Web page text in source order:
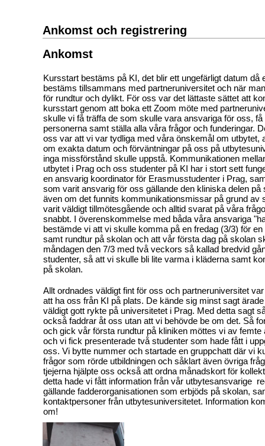
Ankomst och registrering
Ankomst
Kursstart bestäms på KI, det blir ett ungefärligt datum då
bestäms tillsammans med partneruniversitet och när
för rundtur och dylikt. För oss var det lättaste sättet att
kursstart genom att boka ett Zoom möte med
skulle vi få träffa de som skulle vara ansvariga för oss, få
personerna samt ställa alla våra frågor och funderingar.
oss var att vi var tydliga med våra önskemål om utbytet,
om exakta datum och förväntningar på oss på
inga missförstånd skulle uppstå. Kommunikationen
utbytet i Prag och oss studenter på KI har i stort sett
en ansvarig koordinator för Erasmusstudenter i Prag,
som varit ansvarig för oss gällande den kliniska delen på
även om det funnits kommunikationsmissar på grund av
varit väldigt tillmötesgående och alltid svarat på våra
snabbt. I överenskommelse med båda våra ansvariga
bestämde vi att vi skulle komma på en fredag (3/3) för
samt rundtur på skolan och att vår första dag på skolan
måndagen den 7/3 med två veckors så kallad bredvid
studenter, så att vi skulle bli lite varma i kläderna samt
på skolan.
Allt ordnades väldigt fint för oss och partneruniversitet
att ha oss från KI på plats. De kände sig minst sagt
väldigt gott rykte på universitetet i Prag. Med detta sagt
också faddrar åt oss utan att vi behövde be om det. Så
och gick vår första rundtur på kliniken möttes vi av femte
och vi fick presenterade två studenter som hade fått i
oss. Vi bytte nummer och startade en gruppchatt där vi
frågor som rörde utbildningen och såklart även övriga
tjejerna hjälpte oss också att ordna månadskort för
detta hade vi fått information från vår utbytesansvarige
gällande fadderorganisationen som erbjöds på skolan,
kontaktpersoner från utbytesuniversitetet. Information
om!